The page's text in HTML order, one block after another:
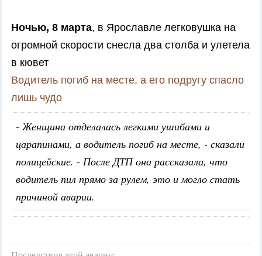
Ночью, 8 марта, в Ярославле легковушка на
огромной скорости снесла два столба и улетела
в кювет
Водитель погиб на месте, а его подругу спасло
лишь чудо
- Женщина отделалась легкими ушибами и
царапинами, а водитель погиб на месте, - сказали
полицейские. - После ДТП она рассказала, что
водитель пил прямо за рулем, это и могло стать
причиной аварии.